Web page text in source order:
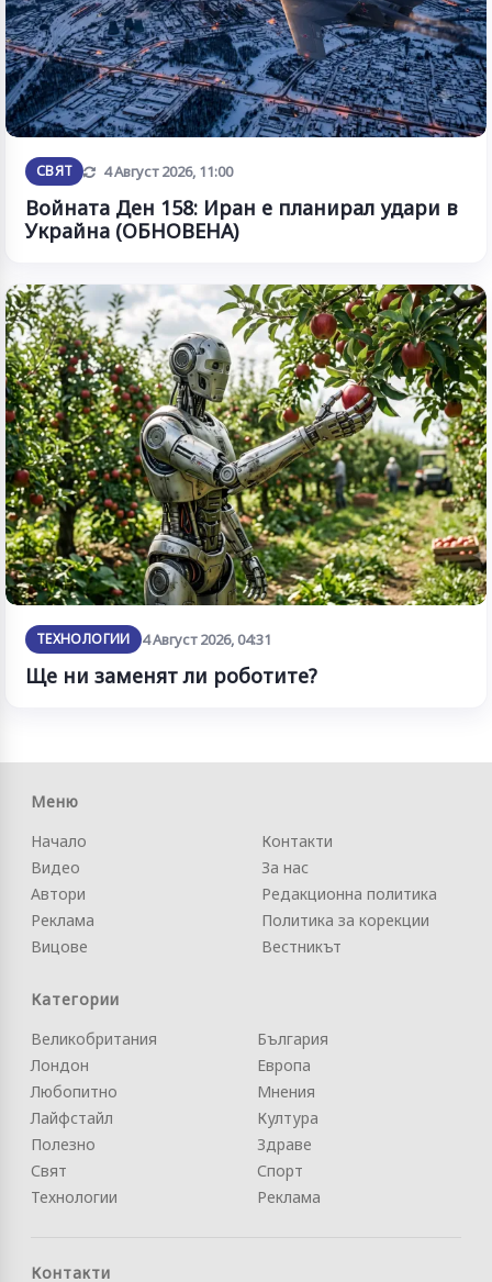
СВЯТ Обновена
4 Август 2026, 11:00
Войната Ден 158: Иран е планирал удари в
Украйна (ОБНОВЕНА)
ТЕХНОЛОГИИ 4 Август 2026, 04:31
Ще ни заменят ли роботите?
Меню
Начало
Видео
Автори
Реклама
Вицове
Контакти
За нас
Редакционна политика
Политика за корекции
Вестникът
Категории
Великобритания
Лондон
Любопитно
Лайфстайл
Полезно
Свят
Технологии
България
Европа
Мнения
Култура
Здраве
Спорт
Реклама
Контакти